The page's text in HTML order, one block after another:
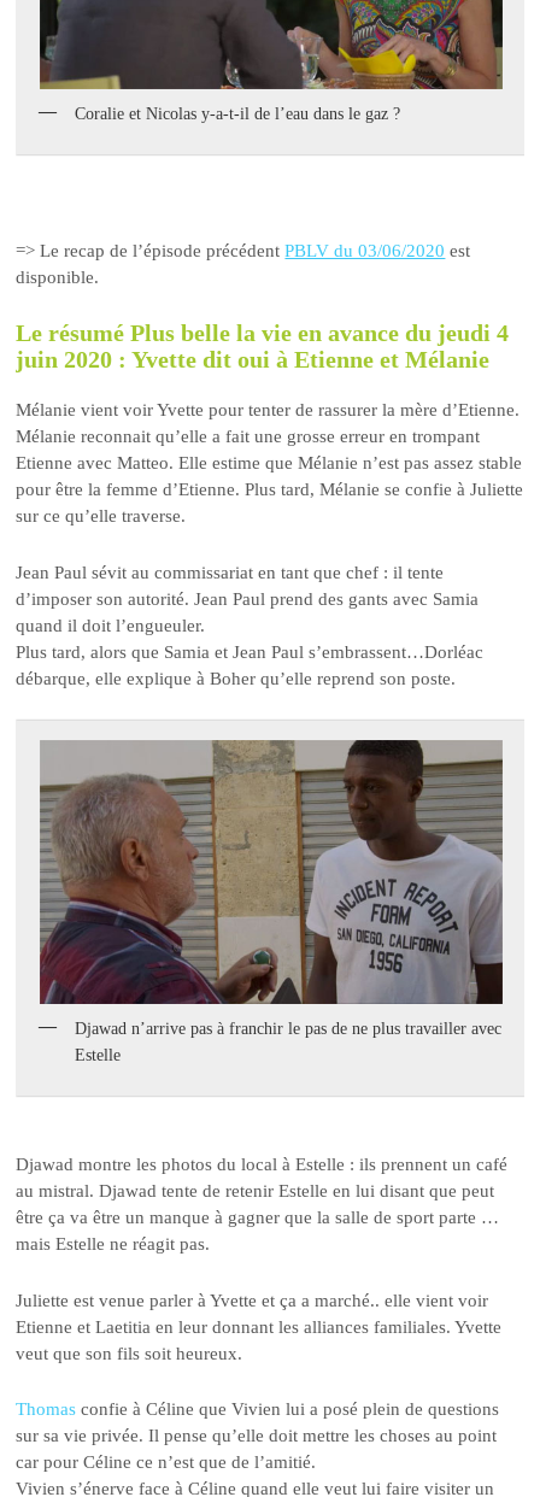
Coralie et Nicolas y-a-t-il de l’eau dans le gaz ?
=> Le recap de l’épisode précédentPBLV du 03/06/2020 est
disponible.
Le résumé Plus belle la vie en avance du jeudi 4
juin 2020 : Yvette dit oui à Etienne et Mélanie
Mélanie vient voir Yvette pour tenter de rassurer la mère d’Etienne.
Mélanie reconnait qu’elle a fait une grosse erreur en trompant
Etienne avec Matteo. Elle estime que Mélanie n’est pas assez stable
pour être la femme d’Etienne. Plus tard, Mélanie se confie à Juliette
sur ce qu’elle traverse.
Jean Paul sévit au commissariat en tant que chef : il tente
d’imposer son autorité. Jean Paul prend des gants avec Samia
quand il doit l’engueuler.
Plus tard, alors que Samia et Jean Paul s’embrassent…Dorléac
débarque, elle explique à Boher qu’elle reprend son poste.
Djawad n’arrive pas à franchir le pas de ne plus travailler avec
Estelle
Djawad montre les photos du local à Estelle : ils prennent un café
au mistral. Djawad tente de retenir Estelle en lui disant que peut
être ça va être un manque à gagner que la salle de sport parte …
mais Estelle ne réagit pas.
Juliette est venue parler à Yvette et ça a marché.. elle vient voir
Etienne et Laetitia en leur donnant les alliances familiales. Yvette
veut que son fils soit heureux.
Thomasconfie à Céline que Vivien lui a posé plein de questions
sur sa vie privée. Il pense qu’elle doit mettre les choses au point
car pour Céline ce n’est que de l’amitié.
Vivien s’énerve face à Céline quand elle veut lui faire visiter un